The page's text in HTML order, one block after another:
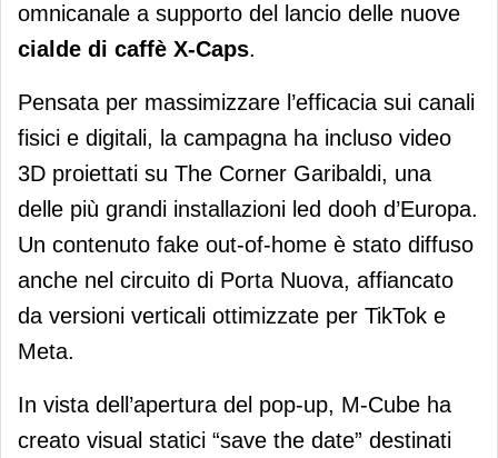
omnicanale a supporto del lancio delle nuove
cialde di caffè X-Caps.
Pensata per massimizzare l’efficacia sui canali
fisici e digitali, la campagna ha incluso video
3D proiettati su The Corner Garibaldi, una
delle più grandi installazioni led dooh d’Europa.
Un contenuto fake out-of-home è stato diffuso
anche nel circuito di Porta Nuova, affiancato
da versioni verticali ottimizzate per TikTok e
Meta.
In vista dell’apertura del pop-up, M-Cube ha
creato visual statici “save the date” destinati